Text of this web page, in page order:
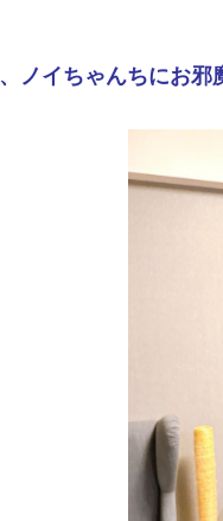
ノイちゃんちにお邪